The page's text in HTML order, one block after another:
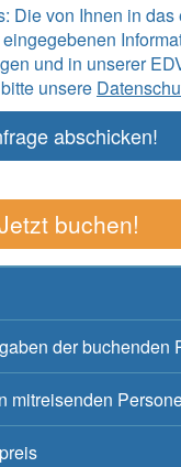
Die von Ihnen in das
und in unserer
unsere
abschicken!
buchen!
der buchenden
mitreisenden